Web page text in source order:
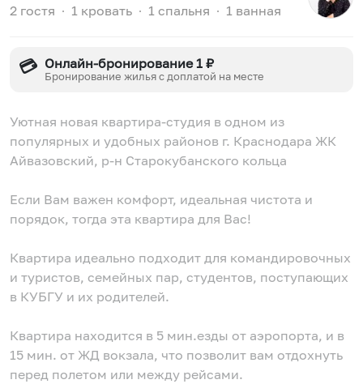
2 гостя ∙ 1 кровать ∙ 1 спальня ∙ 1 ванная
💳 Онлайн-бронирование 1 ₽
Бронирование жилья с доплатой на месте
Уютная новая квартира-студия в одном из
популярных и удобных районов г. Краснодара ЖК
Айвазовский, р-н Старокубанского кольца
Если Вам важен комфорт, идеальная чистота и
порядок, тогда эта квартира для Вас!
Квартира идеально подходит для командировочных
и туристов, семейных пар, студентов, поступающих
в КУБГУ и их родителей.
Квартира находится в 5 мин.езды от аэропорта, и в
15 мин. от ЖД вокзала, что позволит вам отдохнуть
перед полетом или между рейсами.